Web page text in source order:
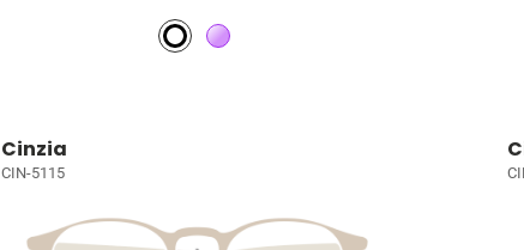
Cinzia
CIN-5115